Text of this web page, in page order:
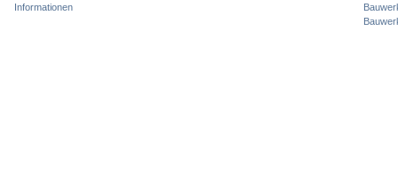
Informationen